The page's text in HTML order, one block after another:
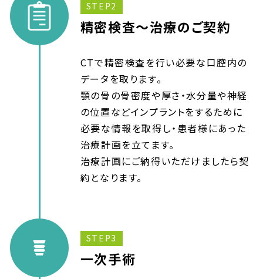
STEP2
精密検査～治療のご契約
CTで精密検査を行い必要な口腔内の
データを取ります。
顎の骨の骨密度や厚さ・水分量や神経
の位置などインプラントをするために
必要な情報を取得し・患者様にあった
治療計画を立てます。
治療計画にご納得いただけましたら契
約となります。
STEP3
一次手術